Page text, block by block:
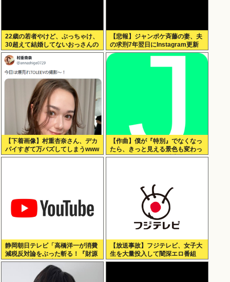
22歳の若者やけど、ぶっちゃけ、
30超えて結婚してないおっさんの
こと見下してる
【悲報】ジャンポケ斉藤の妻、夫
の求刑7年翌日にInstagram更新
「楽しすぎた」
【下着画像】村重杏奈さん、デカ
パイすぎて万バズしてしまうwww
【作曲】僕が『特別』でなくなっ
たら、きっと見える景色も変わっ
てしまう。⋯だから曖昧でいい。
静岡朝日テレビ「高橋洋一が消費
減税反対論をぶった斬る！『財源
ない』を完全論破」
【放送事故】フジテレビ、女子大
生を大量投入して闇深エロ番組
www